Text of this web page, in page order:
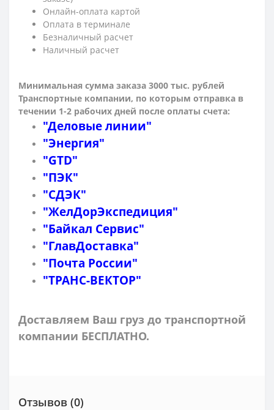
Онлайн-оплата картой
Оплата в терминале
Безналичный расчет
Наличный расчет
Минимальная сумма заказа 3000 тыс. рублей
Транспортные компании, по которым отправка в
течении 1-2 рабочих дней после оплаты счета:
"Деловые линии"
"Энергия"
"GTD"
"ПЭК"
"СДЭК"
"ЖелДорЭкспедиция"
"Байкал Сервис"
"ГлавДоставка"
"Почта России"
"ТРАНС-ВЕКТОР"
Доставляем Ваш груз до транспортной
компании БЕСПЛАТНО.
Отзывов (0)